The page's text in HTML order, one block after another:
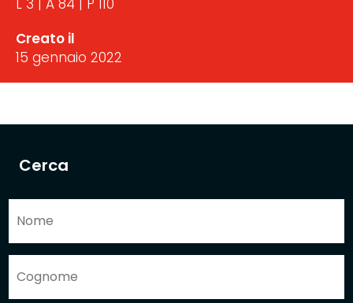
Cerca
L 3 | A 84 | P 110
Creato il
15 gennaio 2022